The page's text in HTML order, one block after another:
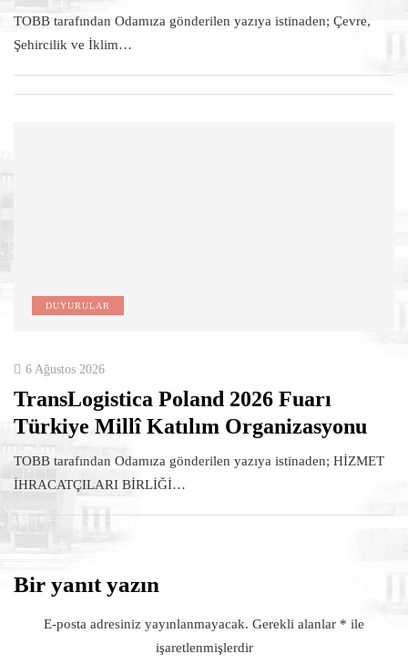
TOBB tarafından Odamıza gönderilen yazıya istinaden; Çevre,
Şehircilik ve İklim…
DUYURULAR
6 Ağustos 2026
TransLogistica Poland 2026 Fuarı
Türkiye Millî Katılım Organizasyonu
TOBB tarafından Odamıza gönderilen yazıya istinaden; HİZMET
İHRACATÇILARI BİRLİĞİ…
Bir yanıt yazın
E-posta adresiniz yayınlanmayacak. Gerekli alanlar * ile
işaretlenmişlerdir